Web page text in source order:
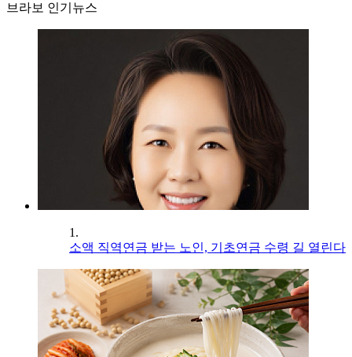
브라보 인기뉴스
1.
소액 직역연금 받는 노인, 기초연금 수령 길 열린다